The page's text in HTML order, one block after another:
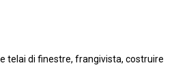
telai di finestre, frangivista, costruire